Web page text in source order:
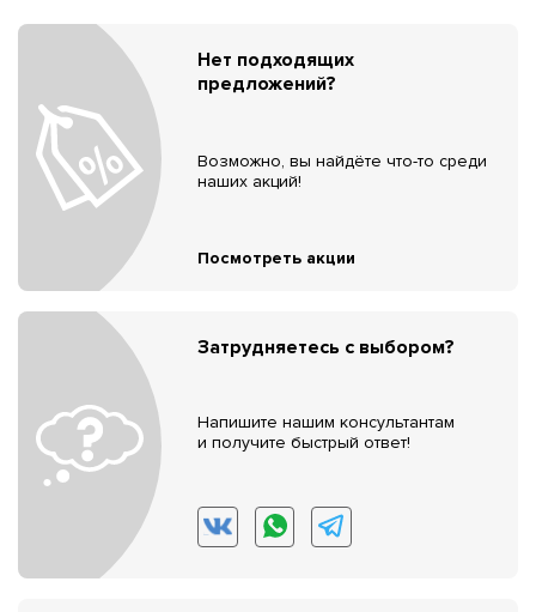
Нет подходящих
предложений?
Возможно, вы найдёте что-то среди
наших акций!
Посмотреть акции
Затрудняетесь с выбором?
Напишите нашим консультантам
и получите быстрый ответ!